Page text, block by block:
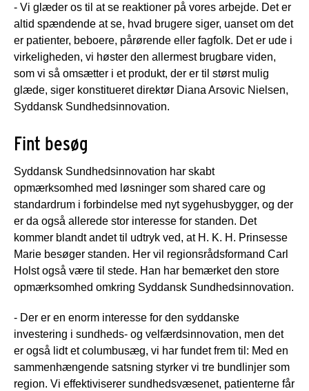
- Vi glæder os til at se reaktioner på vores arbejde. Det er
altid spændende at se, hvad brugere siger, uanset om det
er patienter, beboere, pårørende eller fagfolk. Det er ude i
virkeligheden, vi høster den allermest brugbare viden,
som vi så omsætter i et produkt, der er til størst mulig
glæde, siger konstitueret direktør Diana Arsovic Nielsen,
Syddansk Sundhedsinnovation.
Fint besøg
Syddansk Sundhedsinnovation har skabt
opmærksomhed med løsninger som shared care og
standardrum i forbindelse med nyt sygehusbygger, og der
er da også allerede stor interesse for standen. Det
kommer blandt andet til udtryk ved, at H. K. H. Prinsesse
Marie besøger standen. Her vil regionsrådsformand Carl
Holst også være til stede. Han har bemærket den store
opmærksomhed omkring Syddansk Sundhedsinnovation.
- Der er en enorm interesse for den syddanske
investering i sundheds- og velfærdsinnovation, men det
er også lidt et columbusæg, vi har fundet frem til: Med en
sammenhængende satsning styrker vi tre bundlinjer som
region. Vi effektiviserer sundhedsvæsenet, patienterne får